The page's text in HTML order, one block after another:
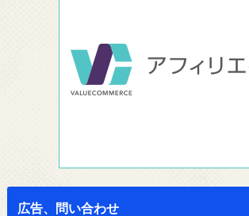
広告、問い合わせ